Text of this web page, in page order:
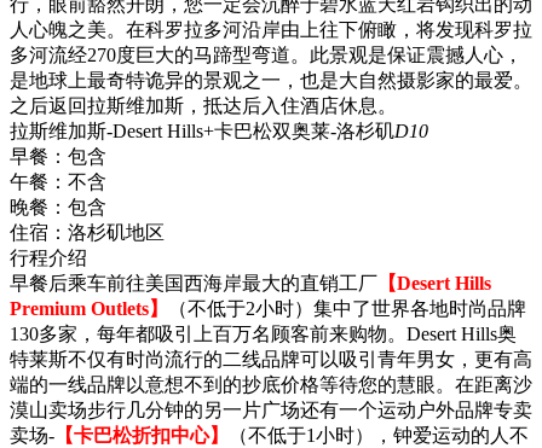
人心魄之美。在科罗拉多河沿岸由上往下俯瞰，将发现科罗拉
多河流经270度巨大的马蹄型弯道。此景观是保证震撼人心，
是地球上最奇特诡异的景观之一，也是大自然摄影家的最爱。
之后返回拉斯维加斯，抵达后入住酒店休息。
拉斯维加斯-Desert Hills+卡巴松双奥莱-洛杉矶D10
早餐： 包含
午餐： 不含
晚餐： 包含
住宿： 洛杉矶地区
行程介绍
早餐后乘车前往美国西海岸最大的直销工厂 【Desert Hills
Premium Outlets】
（不低于2小时）集中了世界各地时尚品牌
130多家，每年都吸引上百万名顾客前来购物。Desert Hills奥
特莱斯不仅有时尚流行的二线品牌可以吸引青年男女，更有高
端的一线品牌以意想不到的抄底价格等待您的慧眼。在距离沙
漠山卖场步行几分钟的另一片广场还有一个运动户外品牌专卖
卖场- 【卡巴松折扣中心】
（不低于1小时），钟爱运动的人不